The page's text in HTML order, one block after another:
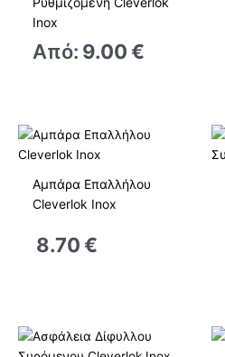
Inox
Από: 9.00 €
Αμπάρα Επαλλήλου
Cleverlok Inox
8.70 €